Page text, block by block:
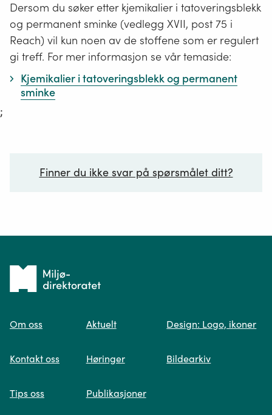
Dersom du søker etter kjemikalier i tatoveringsblekk
og permanent sminke (vedlegg XVII, post 75 i
Reach) vil kun noen av de stoffene som er regulert
gi treff. For mer informasjon se vår temaside:
Kjemikalier i tatoveringsblekk og permanent
sminke
;
Finner du ikke svar på spørsmålet ditt?
søk og viser deg vår mest relevante
Tilbake
forsiden
Om oss
Kontakt oss
Tips oss
Aktuelt
Høringer
Publikasjoner
Design: Logo, ikoner
Bildearkiv